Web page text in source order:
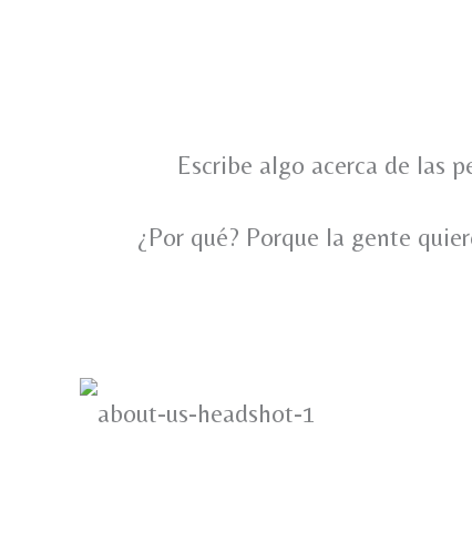
Escribe algo acerca de las
¿Por qué? Porque la gente